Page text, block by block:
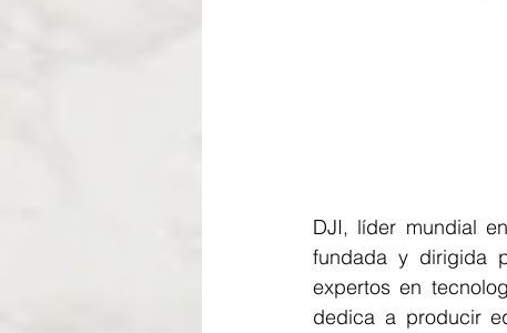
DJI, líder mundial
fundada y dirigida
expertos en
dedica a producir